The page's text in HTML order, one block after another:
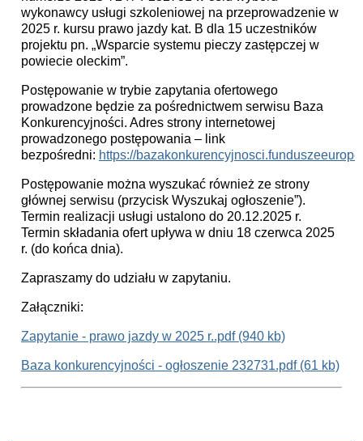
wykonawcy usługi szkoleniowej na przeprowadzenie w
2025 r. kursu prawo jazdy kat. B dla 15 uczestników
projektu pn. „Wsparcie systemu pieczy zastępczej w
powiecie oleckim”.
Postępowanie w trybie zapytania ofertowego
prowadzone będzie za pośrednictwem serwisu Baza
Konkurencyjności. Adres strony internetowej
prowadzonego postępowania – link
bezpośredni: https://
Postępowanie można wyszukać również ze strony
głównej serwisu (przycisk Wyszukaj ogłoszenie”).
Termin realizacji usługi ustalono do 20.12.2025 r.
Termin składania ofert upływa w dniu 18 czerwca 2025
r. (do końca dnia).
Zapraszamy do udziału w zapytaniu.
Załączniki:
Zapytanie - prawo jazdy w 2025 r..pdf (940 kb)
Baza konkurencyjności - ogłoszenie 232731.pdf (61 kb)